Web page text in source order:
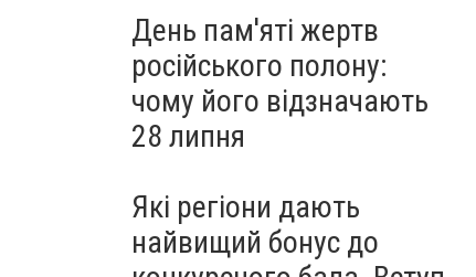
День пам'яті жертв
російського полону:
чому його відзначають
28 липня
Які регіони дають
найвищий бонус до